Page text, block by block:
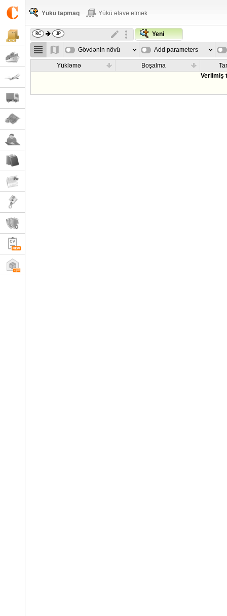
Yükü tapmaq Yükü əlavə etmək
Yeni
Gövdənin növü Add parameters
Yükləmə Boşalma
Verilmiş